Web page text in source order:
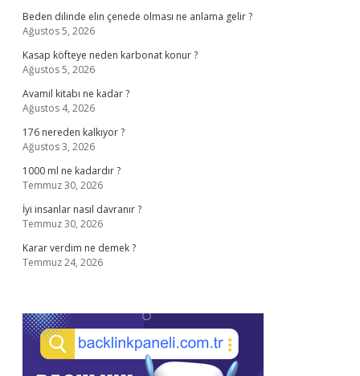
Beden dilinde elin çenede olması ne anlama gelir ?
Ağustos 5, 2026
Kasap köfteye neden karbonat konur ?
Ağustos 5, 2026
Avamil kitabı ne kadar ?
Ağustos 4, 2026
176 nereden kalkıyor ?
Ağustos 3, 2026
1000 ml ne kadardır ?
Temmuz 30, 2026
İyi insanlar nasıl davranır ?
Temmuz 30, 2026
Karar verdim ne demek ?
Temmuz 24, 2026